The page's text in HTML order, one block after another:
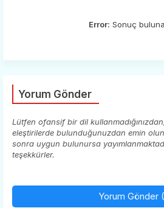
Error: Sonuç
Yorum Gönder
Lütfen ofansif bir dil
eleştirilerde bulunduğunuzdan emin
sonra uygun bulunursa
teşekkürler.
Yorum Gönder